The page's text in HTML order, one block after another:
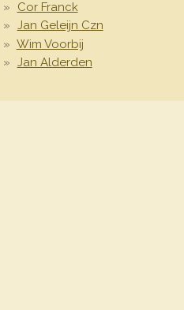
Cor Franck
Jan Geleijn Czn
Wim Voorbij
Jan Alderden